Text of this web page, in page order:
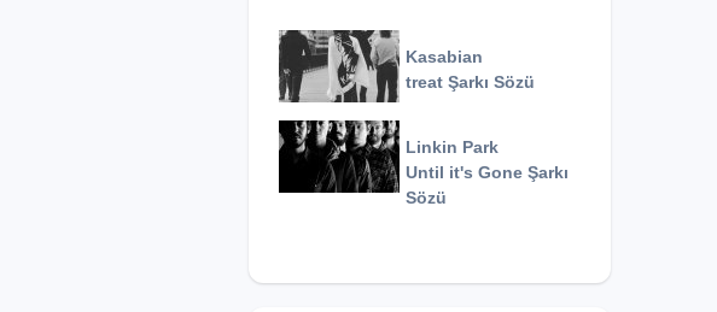
Kasabian
treat Şarkı Sözü
Linkin Park
Until it's Gone Şarkı
Sözü